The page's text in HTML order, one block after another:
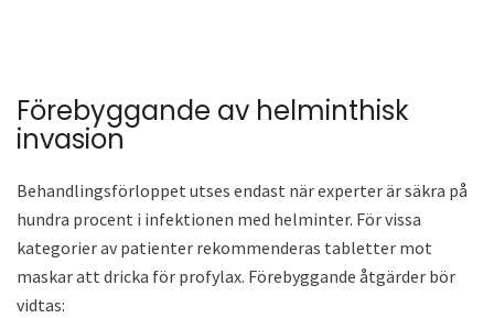
Förebyggande av helminthisk
invasion
Behandlingsförloppet utses endast när experter är säkra på
hundra procent i infektionen med helminter. För vissa
kategorier av patienter rekommenderas tabletter mot
maskar att dricka för profylax. Förebyggande åtgärder bör
vidtas: